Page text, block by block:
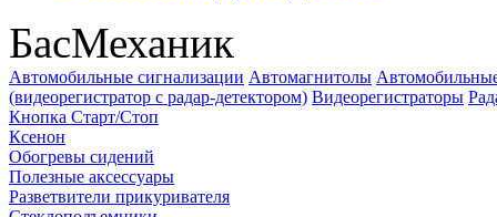
БасМеханик
Автомобильные сигнализации Автомагнитолы
(видеорегистратор с радар-детектором) Видеорегистраторы
Кнопка Старт/Стоп
Ксенон
Обогревы сидений
Полезные аксессуары
Разветвители прикуривателя